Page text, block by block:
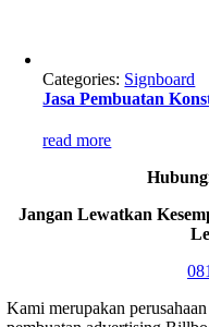
Categories: Signboard
Jasa Pembuatan
read more
Jangan Lewatkan
Kami merupakan